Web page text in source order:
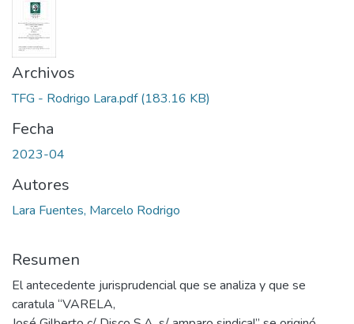
Archivos
TFG - Rodrigo Lara.pdf(183.16 KB)
Fecha
2023-04
Autores
Lara Fuentes, Marcelo Rodrigo
Resumen
El antecedente jurisprudencial que se analiza y que se
caratula “VARELA,